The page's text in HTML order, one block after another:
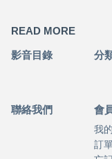
READ MORE
影音目錄 分
聯絡我們 會
我
訂